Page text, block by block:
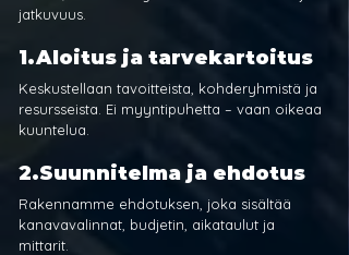
jatkuvuus.
1.Aloitus ja tarvekartoitus
Keskustellaan tavoitteista, kohderyhmistä ja
resursseista. Ei myyntipuhetta – vaan oikeaa
kuuntelua.
2.Suunnitelma ja ehdotus
Rakennamme ehdotuksen, joka sisältää
kanavavalinnat, budjetin, aikataulut ja
mittarit.